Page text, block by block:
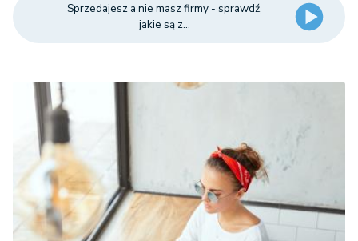
Sprzedajesz a nie masz firmy - sprawdź,
jakie są z...